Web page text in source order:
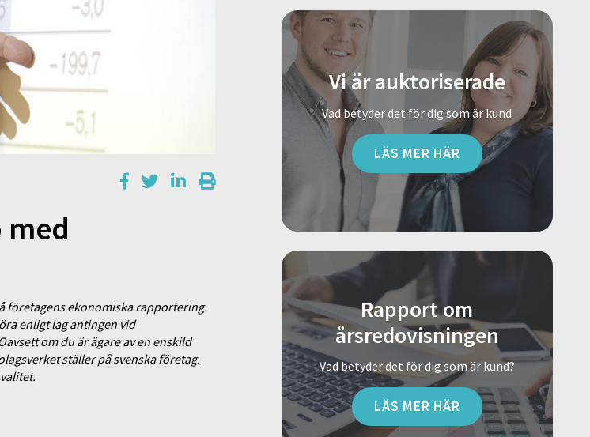
företagens ekonomiska rapportering.
enligt lag antingen vid
om du är ägare av en enskild
ställer på svenska företag.
Vi är auktoriserade
Vad betyder det för dig som är kund
LÄS MER HÄR
Rapport om
årsredovisningen
Vad betyder det för dig som är kund?
LÄS MER HÄR